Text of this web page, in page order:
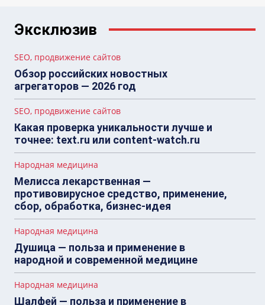
Эксклюзив
SEO, продвижение сайтов
Обзор российских новостных
агрегаторов — 2026 год
SEO, продвижение сайтов
Какая проверка уникальности лучше и
точнее: text.ru или content-watch.ru
Народная медицина
Мелисса лекарственная —
противовирусное средство, применение,
сбор, обработка, бизнес-идея
Народная медицина
Душица — польза и применение в
народной и современной медицине
Народная медицина
Шалфей — польза и применение в